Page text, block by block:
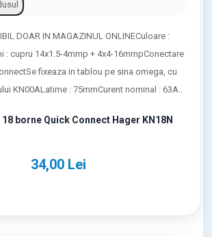
borne Quick Connect Hager KN18N
34,00 Lei
DOAR IN MAGAZINUL ONLINECuloare :
: cupru 14x1.5-4mmp + 4x4-16mmpConectare
fixeaza in tablou pe sina omega, cu
KN00ALatime : 75mmCurent nominal : 63A..